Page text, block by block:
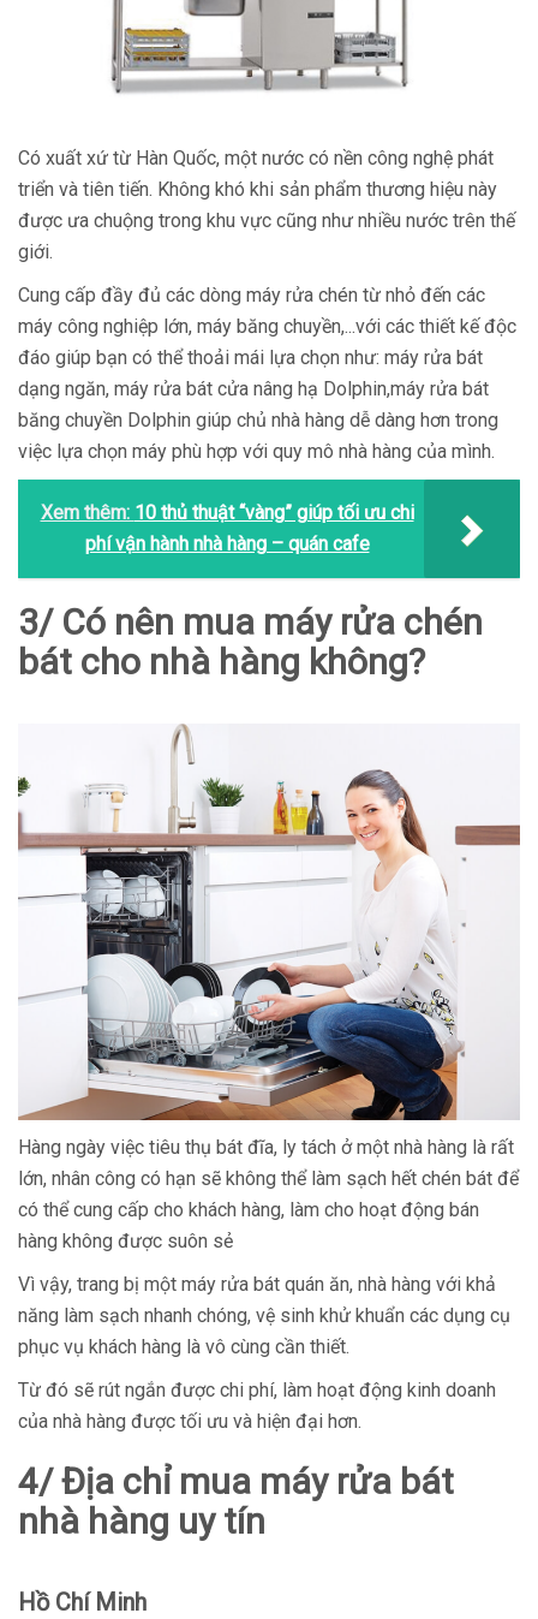
Có xuất xứ từ Hàn Quốc, một nước có nền công nghệ phát
triển và tiên tiến. Không khó khi sản phẩm thương hiệu này
được ưa chuộng trong khu vực cũng như nhiều nước trên thế
giới.
Cung cấp đầy đủ các dòng máy rửa chén từ nhỏ đến các
máy công nghiệp lớn, máy băng chuyền,...với các thiết kế độc
đáo giúp bạn có thể thoải mái lựa chọn như: máy rửa bát
dạng ngăn, máy rửa bát cửa nâng hạ Dolphin,máy rửa bát
băng chuyền Dolphin giúp chủ nhà hàng dễ dàng hơn trong
việc lựa chọn máy phù hợp với quy mô nhà hàng của mình.
Xem thêm: 10 thủ thuật “vàng” giúp tối ưu chi
phí vận hành nhà hàng – quán cafe
3/ Có nên mua máy rửa chén
bát cho nhà hàng không?
Hàng ngày việc tiêu thụ bát đĩa, ly tách ở một nhà hàng là rất
lớn, nhân công có hạn sẽ không thể làm sạch hết chén bát để
có thể cung cấp cho khách hàng, làm cho hoạt động bán
hàng không được suôn sẻ
Vì vậy, trang bị một máy rửa bát quán ăn, nhà hàng với khả
năng làm sạch nhanh chóng, vệ sinh khử khuẩn các dụng cụ
phục vụ khách hàng là vô cùng cần thiết.
Từ đó sẽ rút ngắn được chi phí, làm hoạt động kinh doanh
của nhà hàng được tối ưu và hiện đại hơn.
4/ Địa chỉ mua máy rửa bát
nhà hàng uy tín
Hồ Chí Minh